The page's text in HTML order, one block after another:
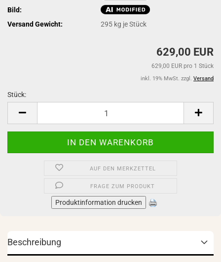
Bild:
Versand Gewicht:
295 kg je Stück
629,00 EUR
629,00 EUR pro 1 Stück
inkl. 19% MwSt. zzgl. Versand
Stück:
AUF DEN MERKZETTEL
FRAGE ZUM PRODUKT
Produktinformation drucken
Beschreibung